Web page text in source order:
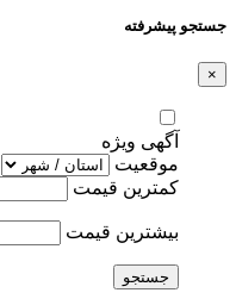
جستجو پیشرفته
×
آگهی ویژه
موقعیت
کمترین قیمت
بیشترین قیمت
جستجو